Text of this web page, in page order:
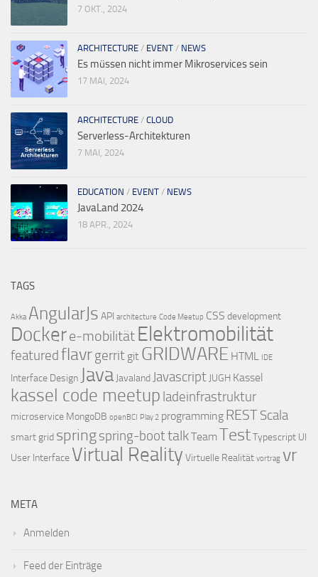
7 OKT., 2024
ARCHITECTURE / EVENT / NEWS
Es müssen nicht immer Mikroservices sein
17 MAI, 2024
ARCHITECTURE / CLOUD
Serverless-Architekturen
7 MAI, 2024
EDUCATION / EVENT / NEWS
JavaLand 2024
18 APR., 2024
TAGS
Akka AngularJs API architecture Code Meetup CSS development
Dockere-mobilität Elektromobilität
featured flavrgerrit git GRIDWARE HTML IDE
Interface Design Java Javaland Javascript JUGH Kassel
kassel code meetup ladeinfrastruktur
microservice MongoDB openBCI Play 2 programming RESTScala
smart grid springspring-boottalkTeamTestTypescript UI
User Interface Virtual Reality Virtuelle Realität vortrag vr
META
Anmelden
Feed der Einträge